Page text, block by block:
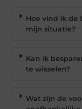
Hoe vind ik de
mijn situatie?
Kan ik
te wisselen?
Wat zijn de